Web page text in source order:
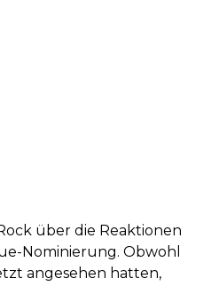
über die Reaktionen
Nominierung. Obwohl
angesehen hatten,